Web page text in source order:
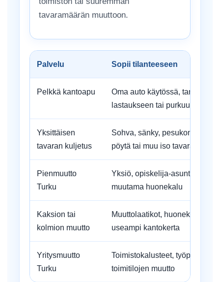
tavaramäärän muuttoon.
Palvelu Sopii tilanteeseen
Pelkkä kantoapu
Oma auto käytössä, tarvitset
lastaukseen tai purkuun
Yksittäisen
tavaran kuljetus
Sohva, sänky, pesukone,
pöytä tai muu iso tavara
Pienmuutto
Turku
Yksiö, opiskelija-asunto, pieni
muutama huonekalu
Kaksion tai
kolmion muutto
Muuttolaatikot, huonekalut,
useampi kantokerta
Yritysmuutto
Turku
Toimistokalusteet, työpisteet,
toimitilojen muutto